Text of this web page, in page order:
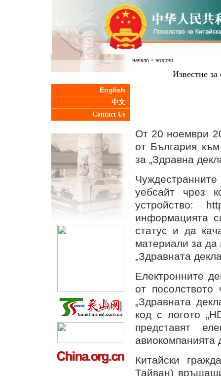
English
中文
Contact Us
начало> новини
Известие
От 20 ноември
от България
за „Здравна
уебсайт чрез
устройство:
информацията
статус и да
материали за да
„Здравната
Електронните
от посолството
„Здравната
код с логото
представят
авиокомпанията
Китайски
Тайван)